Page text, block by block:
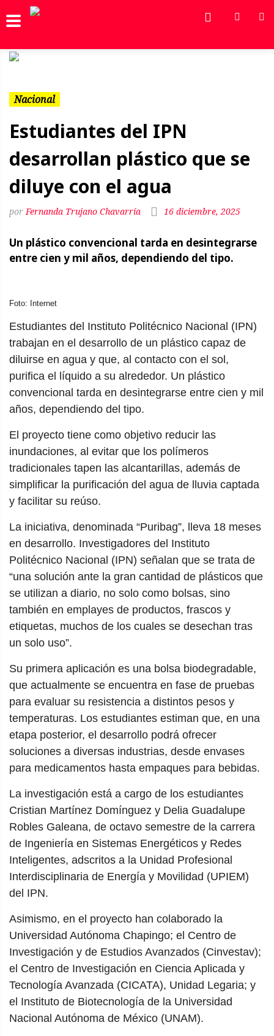
Nacional
Estudiantes del IPN
desarrollan plástico que se
diluye con el agua
Fernanda Trujano Chavarría 16 diciembre, 2025
Un plástico convencional tarda en desintegrarse
entre cien y mil años, dependiendo del tipo.
Foto: Internet
Estudiantes del Instituto Politécnico Nacional (IPN)
trabajan en el desarrollo de un plástico capaz de
diluirse en agua y que, al contacto con el sol,
purifica el líquido a su alrededor. Un plástico
convencional tarda en desintegrarse entre cien y mil
años, dependiendo del tipo.
El proyecto tiene como objetivo reducir las
inundaciones, al evitar que los polímeros
tradicionales tapen las alcantarillas, además de
simplificar la purificación del agua de lluvia captada
y facilitar su reúso.
La iniciativa, denominada “Puribag”, lleva 18 meses
en desarrollo. Investigadores del Instituto
Politécnico Nacional (IPN) señalan que se trata de
“una solución ante la gran cantidad de plásticos que
se utilizan a diario, no solo como bolsas, sino
también en emplayes de productos, frascos y
etiquetas, muchos de los cuales se desechan tras
un solo uso”.
Su primera aplicación es una bolsa biodegradable,
que actualmente se encuentra en fase de pruebas
para evaluar su resistencia a distintos pesos y
temperaturas. Los estudiantes estiman que, en una
etapa posterior, el desarrollo podrá ofrecer
soluciones a diversas industrias, desde envases
para medicamentos hasta empaques para bebidas.
La investigación está a cargo de los estudiantes
Cristian Martínez Domínguez y Delia Guadalupe
Robles Galeana, de octavo semestre de la carrera
de Ingeniería en Sistemas Energéticos y Redes
Inteligentes, adscritos a la Unidad Profesional
Interdisciplinaria de Energía y Movilidad (UPIEM)
del IPN.
Asimismo, en el proyecto han colaborado la
Universidad Autónoma Chapingo; el Centro de
Investigación y de Estudios Avanzados (Cinvestav);
el Centro de Investigación en Ciencia Aplicada y
Tecnología Avanzada (CICATA), Unidad Legaria; y
el Instituto de Biotecnología de la Universidad
Nacional Autónoma de México (UNAM).